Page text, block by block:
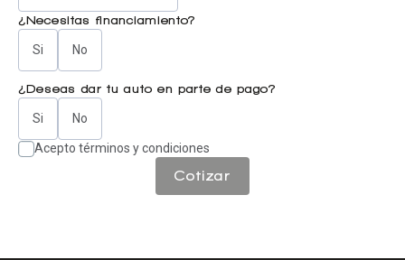
¿Necesitas financiamiento?
Si No
¿Deseas dar tu auto en parte de pago?
Si No
Acepto términos y condiciones
Cotizar